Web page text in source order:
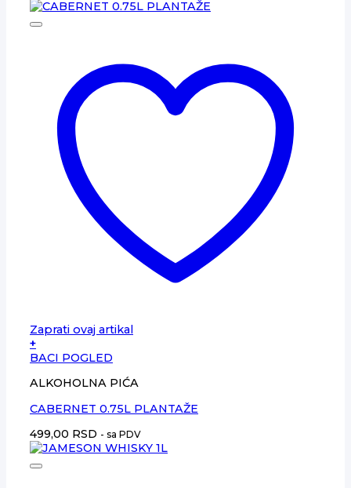
Zaprati ovaj artikal
+
BACI POGLED
ALKOHOLNA PIĆA
CABERNET 0.75L PLANTAŽE
499,00 RSD - sa PDV